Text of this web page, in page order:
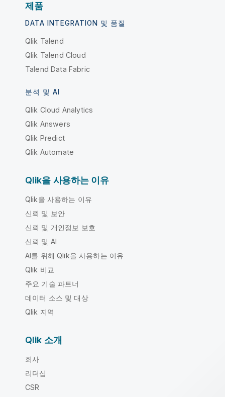
제품
DATA INTEGRATION 및 품질
Qlik Talend
Qlik Talend Cloud
Talend Data Fabric
분석 및 AI
Qlik Cloud Analytics
Qlik Answers
Qlik Predict
Qlik Automate
Qlik을 사용하는 이유
Qlik을 사용하는 이유
신뢰 및 보안
신뢰 및 개인정보 보호
신뢰 및 AI
AI를 위해 Qlik을 사용하는 이유
Qlik 비교
주요 기술 파트너
데이터 소스 및 대상
Qlik 지역
Qlik 소개
회사
리더십
CSR